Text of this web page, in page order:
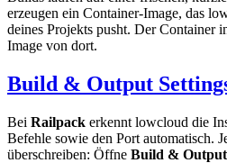
erzeugen ein Container-Image, das
deines Projekts pusht. Der Container
Image von dort.
Build & Output
Bei Railpack erkennt lowcloud die
Befehle sowie den Port automatisch.
überschreiben: Öffne Build & Output